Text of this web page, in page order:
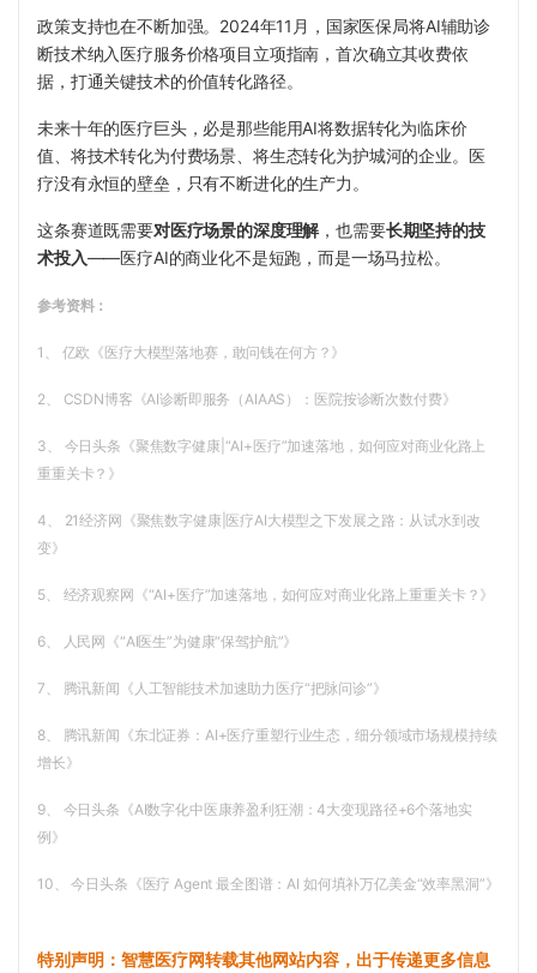
政策支持也在不断加强。2024年11月，国家医保局将AI辅助诊
断技术纳入医疗服务价格项目立项指南，首次确立其收费依
据，打通关键技术的价值转化路径。
未来十年的医疗巨头，必是那些能用AI将数据转化为临床价
值、将技术转化为付费场景、将生态转化为护城河的企业。医
疗没有永恒的壁垒，只有不断进化的生产力。
这条赛道既需要对医疗场景的深度理解，也需要长期坚持的技
术投入——医疗AI的商业化不是短跑，而是一场马拉松。
参考资料：
1、 亿欧《医疗大模型落地赛，敢问钱在何方？》
2、 CSDN博客《AI诊断即服务（AIAAS）：医院按诊断次数付费》
3、 今日头条《聚焦数字健康|“AI+医疗”加速落地，如何应对商业化路上
重重关卡？》
4、 21经济网《聚焦数字健康|医疗AI大模型之下发展之路：从试水到改
变》
5、 经济观察网《“AI+医疗”加速落地，如何应对商业化路上重重关卡？》
6、 人民网《“AI医生”为健康“保驾护航”》
7、 腾讯新闻《人工智能技术加速助力医疗“把脉问诊”》
8、 腾讯新闻《东北证券：AI+医疗重塑行业生态，细分领域市场规模持续
增长》
9、 今日头条《AI数字化中医康养盈利狂潮：4大变现路径+6个落地实
例》
10、 今日头条《医疗 Agent 最全图谱：AI 如何填补万亿美金“效率黑洞”》
特别声明：智慧医疗网转载其他网站内容，出于传递更多信息